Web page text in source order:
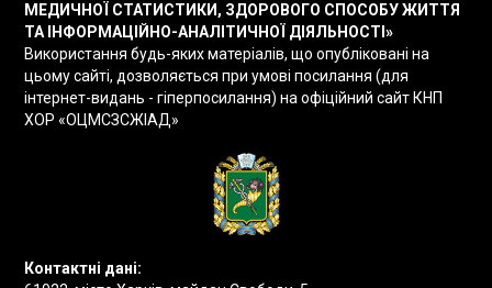
МЕДИЧНОЇ СТАТИСТИКИ, ЗДОРОВОГО СПОСОБУ ЖИТТЯ
ТА ІНФОРМАЦІЙНО-АНАЛІТИЧНОЇ ДІЯЛЬНОСТІ»
Використання будь-яких матеріалів, що опубліковані на
цьому сайті, дозволяється при умові посилання (для
інтернет-видань - гіперпосилання) на офіційний сайт КНП
ХОР «ОЦМСЗСЖІАД»
Контактні дані: